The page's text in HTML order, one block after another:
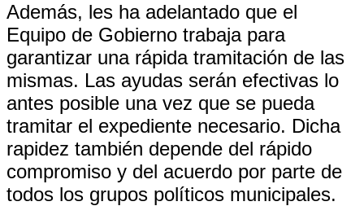
Además, les ha adelantado que el
Equipo de Gobierno trabaja para
garantizar una rápida tramitación de las
mismas. Las ayudas serán efectivas lo
antes posible una vez que se pueda
tramitar el expediente necesario. Dicha
rapidez también depende del rápido
compromiso y del acuerdo por parte de
todos los grupos políticos municipales.